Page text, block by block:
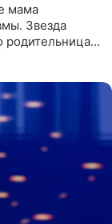
мама
Звезда
родительница